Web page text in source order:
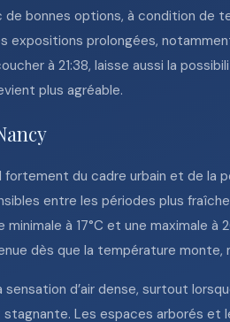
bonnes options, à condition de
prolongées,
à 21:38, laisse aussi la
plus agréable.
du cadre urbain et de la
entre les périodes plus
à 17°C et une maximale
dès que la température
d’air dense, surtout
Les espaces arborés